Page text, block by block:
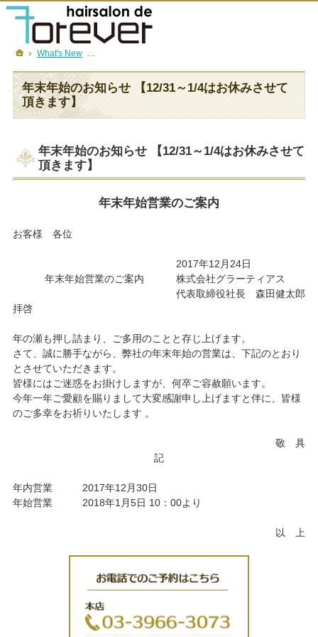
年末年始のお知らせ 【12/31～1/4はお休みさせて
頂きます】
年末年始のお知らせ 【12/31～1/4はお休みさせて
頂きます】
年末年始営業のご案内
お客様 各位
2017年12月24日
株式会社グラーティアス
代表取締役社長 森田健太郎
年末年始営業のご案内
拝啓
年の瀬も押し詰まり、ご多用のことと存じ上げます。
さて、誠に勝手ながら、弊社の年末年始の営業は、下記のとおり
とさせていただきます。
皆様にはご迷惑をお掛けしますが、何卒ご容赦願います。
今年一年ご愛顧を賜りまして大変感謝申し上げますと伴に、皆様
のご多幸をお祈りいたします 。
敬 具
記
年内営業 2017年12月30日
年始営業 2018年1月5日 10：00より
以 上
フォーエバーについて
メニュー＆金額
店舗一覧
採用情報
ホーム
What's New